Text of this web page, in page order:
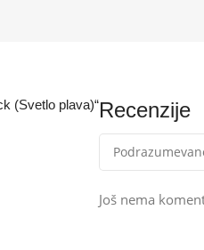
Recenzije
Još nema
(Svetlo plava)“